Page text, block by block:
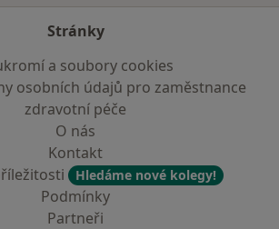
Stránky
a soubory cookies
osobních údajů pro zaměstnance
zdravotní péče
O nás
Kontakt
Hledáme nové kolegy!
Podmínky
Partneři